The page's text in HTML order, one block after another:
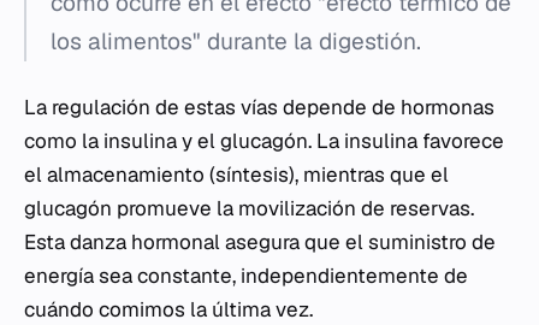
los alimentos" durante la digestión.
La regulación de estas vías depende de hormonas
como la insulina y el glucagón. La insulina favorece
el almacenamiento (síntesis), mientras que el
glucagón promueve la movilización de reservas.
Esta danza hormonal asegura que el suministro de
energía sea constante, independientemente de
cuándo comimos la última vez.